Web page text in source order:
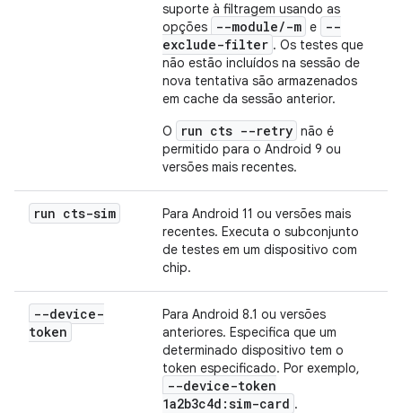
suporte à filtragem usando as
opções
--module/-m e
--
exclude-filter . Os testes que
não estão incluídos na sessão de
nova tentativa são armazenados
em cache da sessão anterior.
O
run cts --retry não é
permitido para o Android 9 ou
versões mais recentes.
run cts-sim
Para Android 11 ou versões mais
recentes. Executa o subconjunto
de testes em um dispositivo com
chip.
--device-
token
Para Android 8.1 ou versões
anteriores. Especifica que um
determinado dispositivo tem o
token especificado. Por exemplo,
--device-token
1a2b3c4d:sim-card .